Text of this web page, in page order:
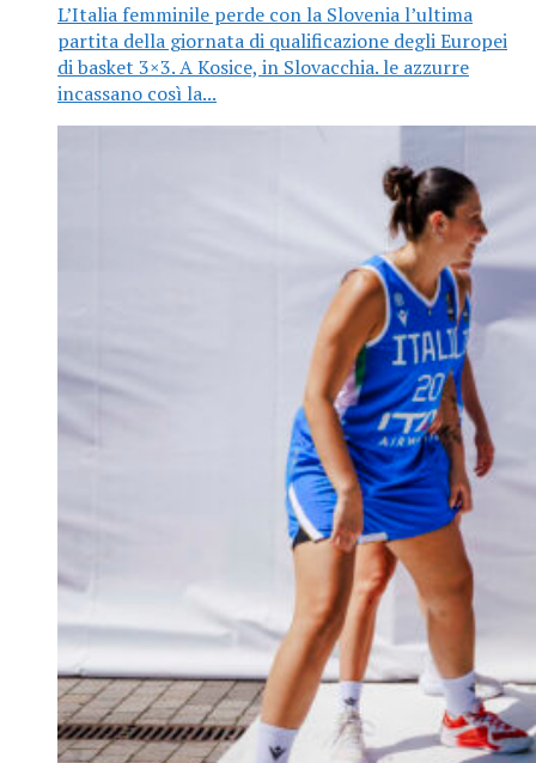
L’Italia femminile perde con la Slovenia l’ultima
partita della giornata di qualificazione degli Europei
di basket 3×3. A Kosice, in Slovacchia. le azzurre
incassano così la...